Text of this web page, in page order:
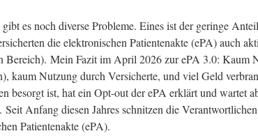
es noch diverse Probleme. Eines ist der geringe
die elektronischen Patientenakte (ePA) auch
Bereich). Mein Fazit im April 2026 zur ePA 3.0: Kaum
kaum Nutzung durch Versicherte, und viel Geld
besorgt ist, hat ein Opt-out der ePA erklärt und wartet
Seit Anfang diesen Jahres schnitzen die
Patientenakte (ePA).